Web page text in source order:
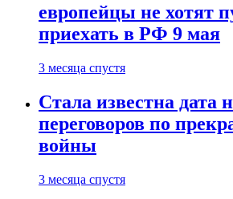
европейцы не хотят
приехать в РФ 9 мая
3 месяца спустя
Стала известна дата
переговоров по
войны
3 месяца спустя